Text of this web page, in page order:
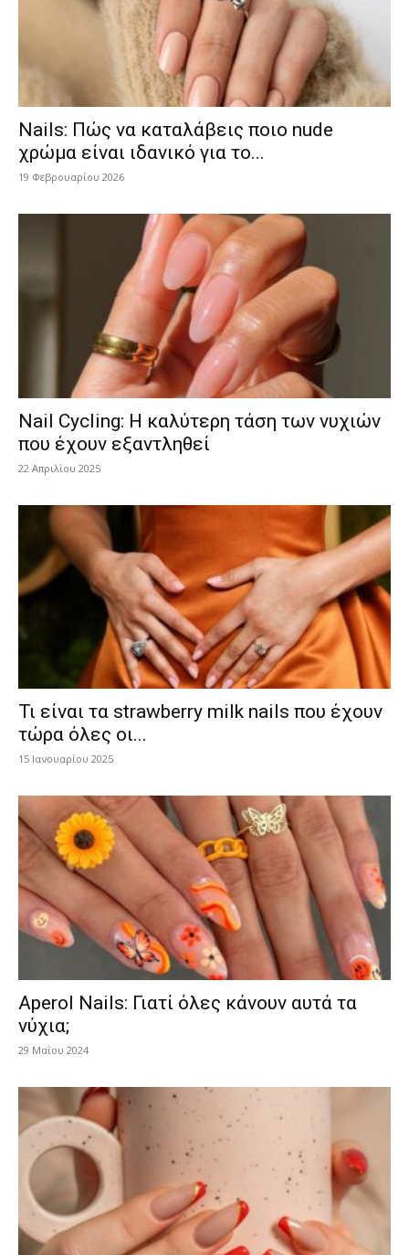
Nails: Πώς να καταλάβεις ποιο nude
χρώμα είναι ιδανικό για το...
19 Φεβρουαρίου 2026
Nail Cycling: Η καλύτερη τάση των νυχιών
που έχουν εξαντληθεί
22 Απριλίου 2025
Τι είναι τα strawberry milk nails που έχουν
τώρα όλες οι...
15 Ιανουαρίου 2025
Aperol Nails: Γιατί όλες κάνουν αυτά τα
νύχια;
29 Μαΐου 2024